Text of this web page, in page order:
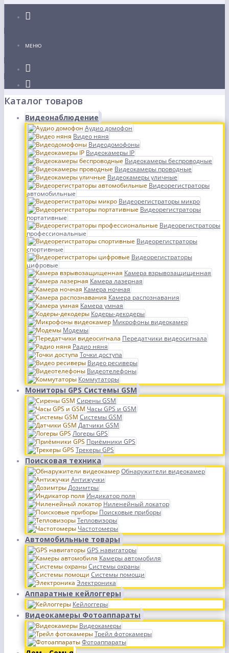
МЕНЮ
Каталог товаров
Видеонаблюдение
Аудио домофон
Видео няня
Видеодомофоны
Видеокамеры IP
Видеокамеры беспроводные
Видеокамеры проводные
Видеокамеры уличные
Видеорегистраторы
автомобильные
Видеорегистраторы микро
Видеорегистраторы
портативные
Видеорегистраторы
профессиональные
Видеорегистраторы
спортивные
Видеорегистраторы
цифровые
Камера взрывозащищенная
Камера лазерная
Камера ночная
Камера распознавания
Камера умная
Кодеры-декодеры
Микрофоны видеокамер
Модемы
Передатчики видеосигнала
Радио няня
Точки доступа
Видео ресиверы
Видеотелефоны
Коммутаторы
Мониторы GPS Системы GSM
Сирены GSM
Часы GPS и GSM
Системы GSM
Датчики GSM
Логеры GPS
Приёмники GPS
Трекеры GPS
Поисковая техника
Обнаружители видеокамер
Антижучки
Дозимтры
Индикатор поля
Ниленейный локатор
Поисковые приборы
Тепловизоры
Частотомеры
Автомобильные товары
GPS навигаторы
Камеры автомобиля
Системы охраны
Системы помощи
Электроника
Аппаратные кейлоггеры
Кейлоггеры
Видеокамеры Фотоаппараты
Видеокамеры
Трейл фотокамеры
Фотоаппараты